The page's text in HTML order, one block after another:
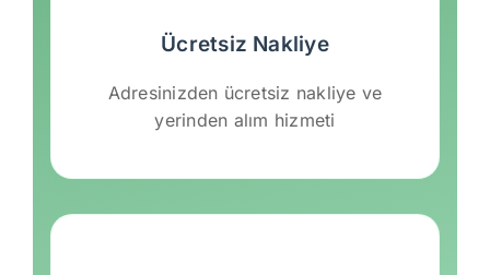
Ücretsiz Nakliye
Adresinizden ücretsiz nakliye ve
yerinden alım hizmeti